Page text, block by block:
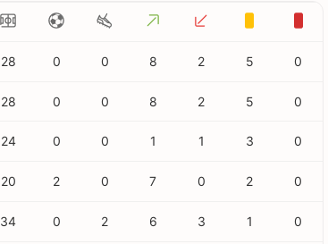
28 0 0 8 2 5 0
28 0 0 8 2 5 0
24 0 0 1 1 3 0
20 2 0 7 0 2 0
34 0 2 6 3 1 0